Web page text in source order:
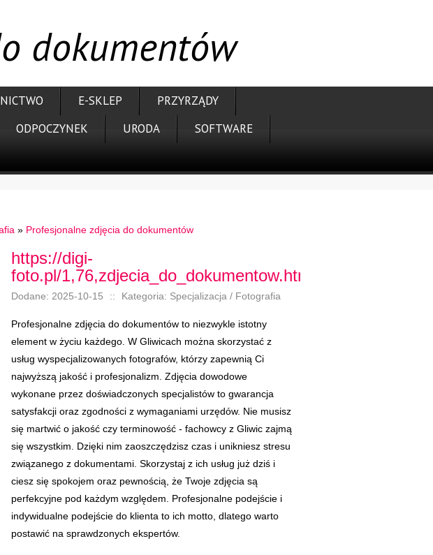
dokumentów
E-SKLEP
PRZYRZĄDY
ODPOCZYNEK URODA
SOFTWARE
» Profesjonalne zdjęcia do dokumentów
https://digi-
foto.pl/1,76,zdjecia_do_dokumentow.html
Dodane: 2025-10-15 :: Kategoria: Specjalizacja / Fotografia
Profesjonalne zdjęcia do dokumentów to niezwykle istotny
element w życiu każdego. W Gliwicach można skorzystać z
usług wyspecjalizowanych fotografów, którzy zapewnią Ci
najwyższą jakość i profesjonalizm. Zdjęcia dowodowe
wykonane przez doświadczonych specjalistów to gwarancja
satysfakcji oraz zgodności z wymaganiami urzędów. Nie musisz
się martwić o jakość czy terminowość - fachowcy z Gliwic zajmą
się wszystkim. Dzięki nim zaoszczędzisz czas i unikniesz stresu
związanego z dokumentami. Skorzystaj z ich usług już dziś i
ciesz się spokojem oraz pewnością, że Twoje zdjęcia są
perfekcyjne pod każdym względem. Profesjonalne podejście i
indywidualne podejście do klienta to ich motto, dlatego warto
postawić na sprawdzonych ekspertów.